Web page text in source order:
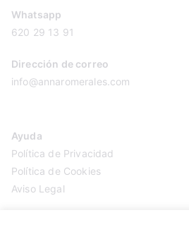
Whatsapp
620 29 13 91
Dirección de correo
info@annaromerales.com
Ayuda
Política de Privacidad
Política de Cookies
Aviso Legal